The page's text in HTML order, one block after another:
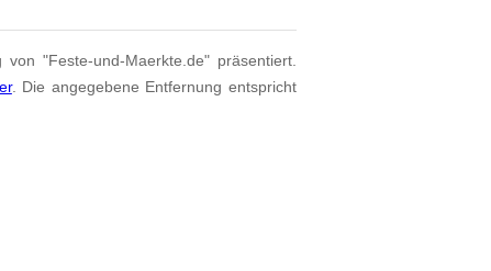
"Feste-und-Maerkte.de" präsentiert.
. Die angegebene Entfernung entspricht